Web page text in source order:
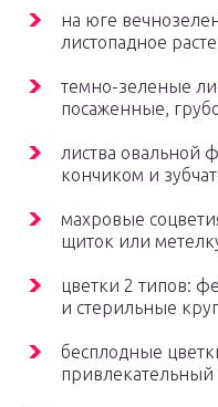
на юге
листопадное
темно-зеленые
посаженные,
листва овальной
кончиком и
махровые
щиток или
цветки 2 типов:
и стерильные
бесплодные